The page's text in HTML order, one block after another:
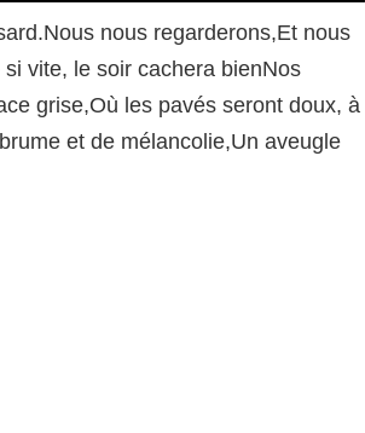
nous regarderons,Et nous
vite, le soir cachera bienNos
grise,Où les pavés seront doux, à
et de mélancolie,Un aveugle
/